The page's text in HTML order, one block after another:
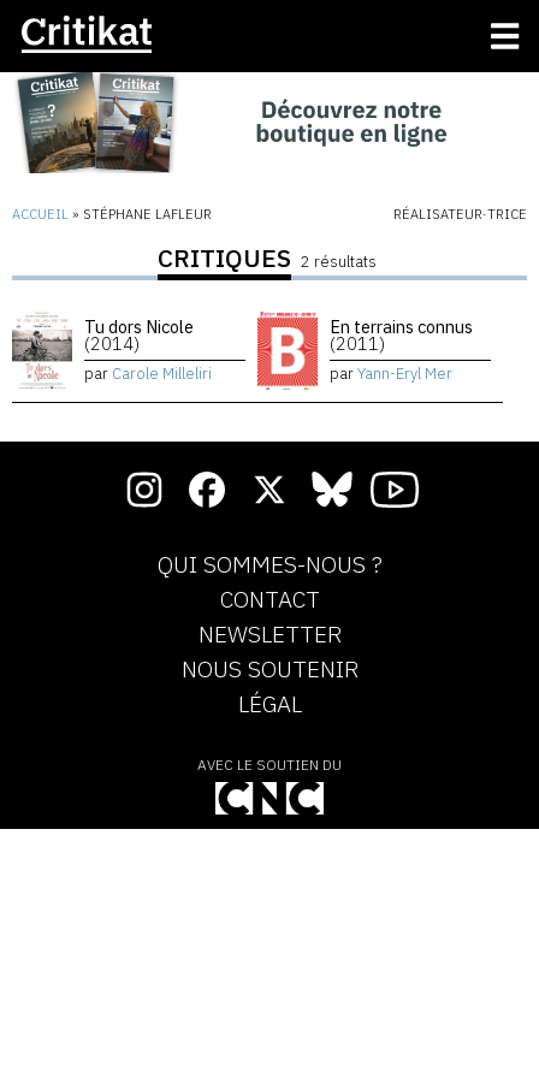
ACCUEIL » STÉPHANE LAFLEUR RÉALISATEUR·TRICE
CRITIQUES 2 résultats
Tu dors Nicole
(2014)
par Carole Milleliri
En terrains connus
(2011)
parYann-Eryl Mer
QUI SOMMES-NOUS ?
CONTACT
NEWSLETTER
NOUS SOUTENIR
LÉGAL
AVEC LE SOUTIEN DU